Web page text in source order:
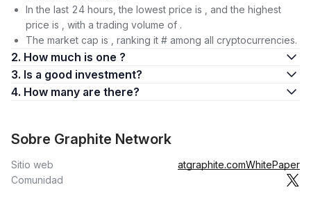
In the last 24 hours, the lowest price is , and the highest
price is , with a trading volume of .
The market cap is , ranking it # among all cryptocurrencies.
2. How much is one ?
3. Is a good investment?
4. How many are there?
Sobre Graphite Network
Sitio web atgraphite.comWhitePaper
Comunidad